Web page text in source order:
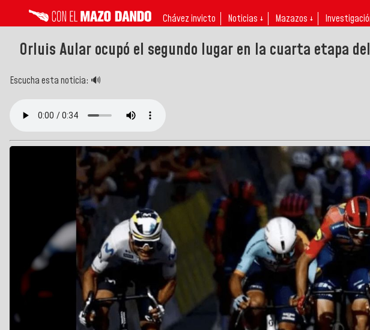
Chávez invicto Noticias ↓ Mazazos ↓
Orluis Aular ocupó el segundo lugar en la cuarta etapa
Escucha esta noticia: 🔊